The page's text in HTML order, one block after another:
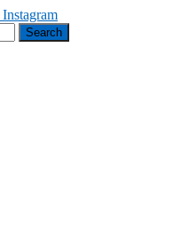
Instagram